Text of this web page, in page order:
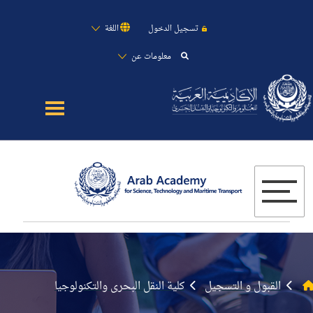
تسجيل الدخول
اللغة
معلومات عن
عن الأكاديمية
القبول
الدراسات الأكاديمية
البحث العلمي
التدريب وخدمة المجتمع
القبول و التسجيل كلية النقل البحرى والتكنولوجيا